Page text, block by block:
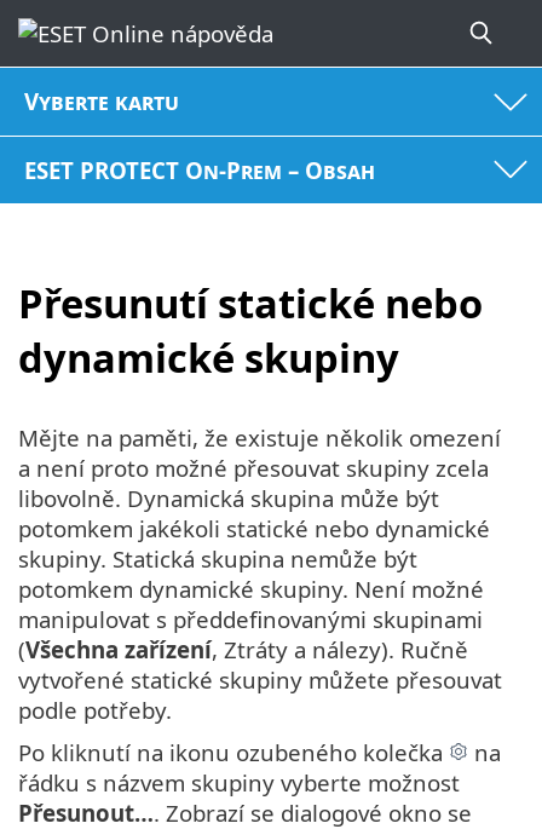
Vyberte kartu
ESET PROTECT On-Prem – Obsah
Přesunutí statické nebo
dynamické skupiny
Mějte na paměti, že existuje několik omezení
a není proto možné přesouvat skupiny zcela
libovolně. Dynamická skupina může být
potomkem jakékoli statické nebo dynamické
skupiny. Statická skupina nemůže být
potomkem dynamické skupiny. Není možné
manipulovat s předdefinovanými skupinami
(Všechna zařízení, Ztráty a nálezy). Ručně
vytvořené statické skupiny můžete přesouvat
podle potřeby.
Po kliknutí na ikonu ozubeného kolečka
na
řádku s názvem skupiny vyberte možnost
Přesunout…. Zobrazí se dialogové okno se